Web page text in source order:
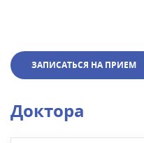
ЗАПИСАТЬСЯ НА ПРИЕМ
Доктора